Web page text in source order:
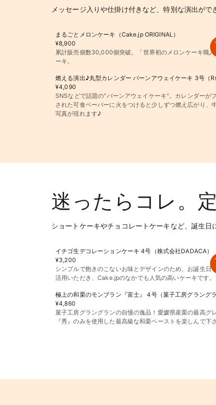
メッセージ入りや仕掛け付きなど、特別な演出が
まるごとメロンケーキ（Cake.jp ORIGINAL）
¥8,900
累計販売個数30,000個突破。「世界初のメロンケーキ職
ーキ。
燃える演出♪丸型カレンダー バーンアウェイケーキ 3号（
¥4,090
SNSなどで話題の"バーンアウェイケーキ"。カレンダーが
された可食ペーパーに火をつけると少しずつ燃え広がり、
写真が現れます♪
迷ったらコレ。
ショートケーキやチョコレートケーキなど、誕生日
イチゴ生デコレーションケーキ 4号（株式会社DADACA）
¥3,200
シンプルで飽きのこないお味とデザインのため、お誕生日
活用いただき、Cake.jpのなかでも人気の高いケーキです。
極上の和栗のモンブラン『富士』 4号（菓子工房グラングラ
¥4,860
菓子工房グラングランの自慢の逸品！愛媛県産栗の最高グ
『秀』のみを使用した最高級な和栗ペーストを楽しんで下さ